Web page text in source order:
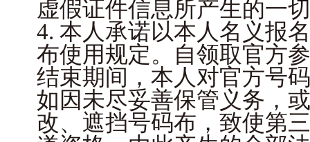
虚假证件信息所产生的一
4. 本人承诺以本人名义报
布使用规定。自领取官方
结束期间，本人对官方号
如因未尽妥善保管义务，
改、遮挡号码布，致使第